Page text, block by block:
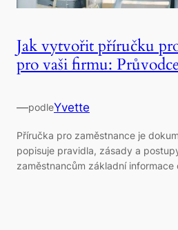
Jak vytvořit příručku
pro vaši firmu:
—podleYvette
Příručka pro zaměstnance je
popisuje pravidla, zásady a
zaměstnancům základní informace